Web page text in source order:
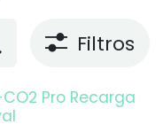
Filtros
Pro Recarga